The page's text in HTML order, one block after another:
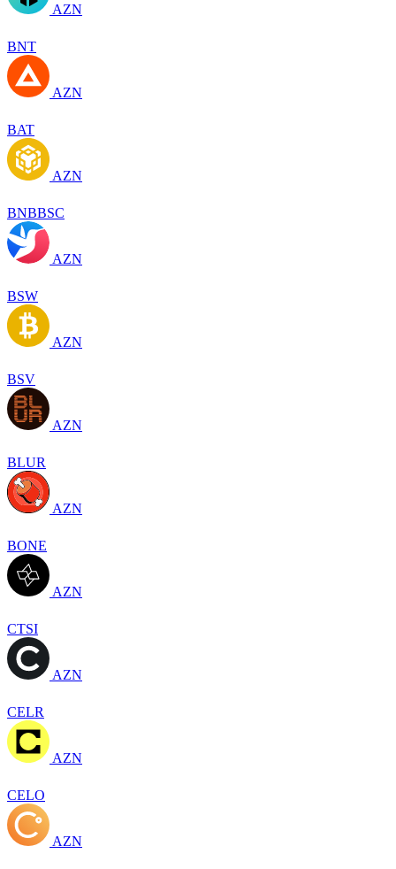
AZN
BNT
AZN
BAT
AZN
BNBBSC
AZN
BSW
AZN
BSV
AZN
BLUR
AZN
BONE
AZN
CTSI
AZN
CELR
AZN
CELO
AZN